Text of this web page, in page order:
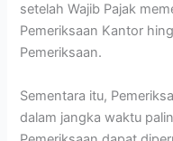
setelah Wajib Pajak
Pemeriksaan Kantor
Pemeriksaan.
Sementara itu,
dalam jangka waktu